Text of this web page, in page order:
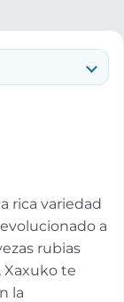
rica variedad
a
rubias
Xaxuko te
la